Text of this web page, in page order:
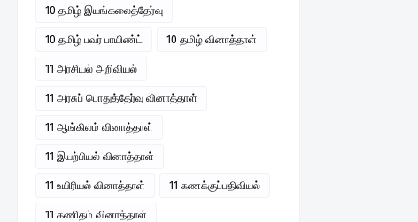
10 தமிழ் இயங்கலைத்தேர்வு
10 தமிழ் பவர் பாயிண்ட் 10 தமிழ் வினாத்தாள்
11 அரசியல் அறிவியல்
11 அரசுப் பொதுத்தேர்வு வினாத்தாள்
11 ஆங்கிலம் வினாத்தாள்
11 இயற்பியல் வினாத்தாள்
11 உயிரியல் வினாத்தாள் 11 கணக்குப்பதிவியல்
11 கணிதம் வினாத்தாள்